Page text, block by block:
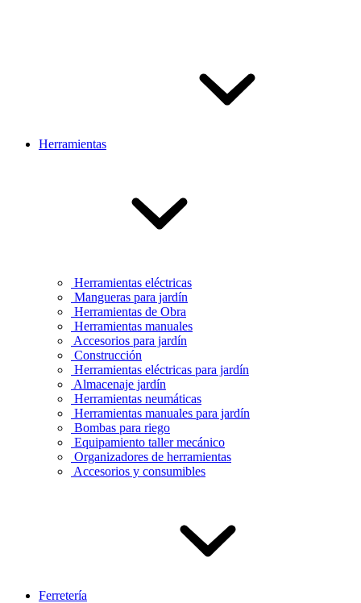
Herramientas
Herramientas eléctricas
Mangueras para jardín
Herramientas de Obra
Herramientas manuales
Accesorios para jardín
Construcción
Herramientas eléctricas para jardín
Almacenaje jardín
Herramientas neumáticas
Herramientas manuales para jardín
Bombas para riego
Equipamiento taller mecánico
Organizadores de herramientas
Accesorios y consumibles
Ferretería